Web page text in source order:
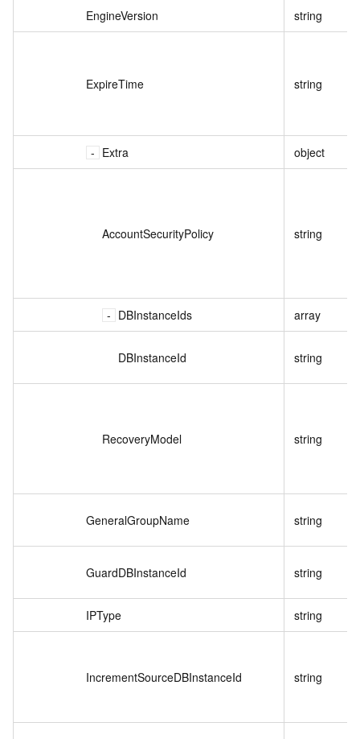
EngineVersion string
ExpireTime string
Extra object
AccountSecurityPolicy string
DBInstanceIds array
DBInstanceId string
RecoveryModel string
GeneralGroupName string
GuardDBInstanceId string
IPType string
IncrementSourceDBInstanceId string